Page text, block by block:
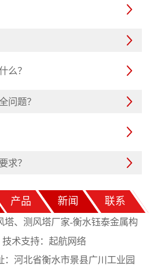



么？

问题？


求？
产品 新闻 联系
塔、测风塔厂家-衡水钰泰金属构
件有限公司. 技术支持： 起航网络